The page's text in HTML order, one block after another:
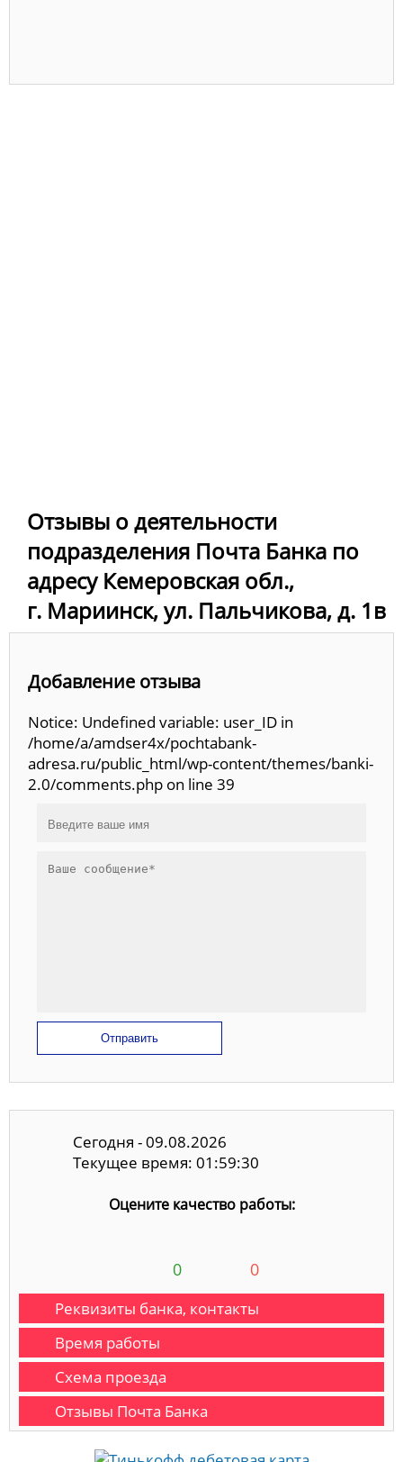
Отзывы о деятельности
подразделения Почта Банка по
адресу Кемеровская обл.,
г. Мариинск, ул. Пальчикова, д. 1в
Добавление отзыва
Notice: Undefined variable: user_ID in
/home/a/amdser4x/pochtabank-
adresa.ru/public_html/wp-content/themes/banki-
2.0/comments.php on line 39
Отправить
Сегодня - 09.08.2026
Текущее время: 01:59:30
Оцените качество работы:
0 0
Реквизиты банка, контакты
Время работы
Схема проезда
Отзывы Почта Банка